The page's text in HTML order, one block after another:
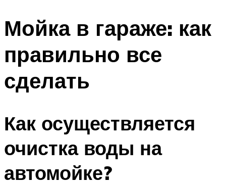
Мойка в гараже: как
правильно все
сделать
Как осуществляется
очистка воды на
автомойке?